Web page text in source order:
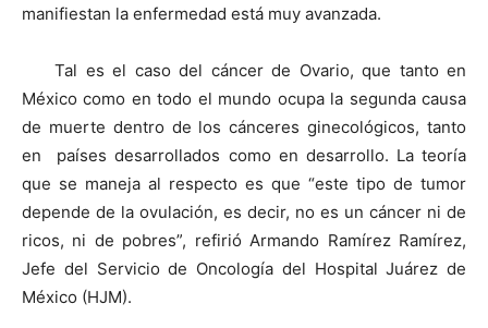
manifiestan la enfermedad está muy avanzada.
Tal es el caso del cáncer de Ovario, que tanto en
México como en todo el mundo ocupa la segunda causa
de muerte dentro de los cánceres ginecológicos, tanto
en países desarrollados como en desarrollo. La teoría
que se maneja al respecto es que “este tipo de tumor
depende de la ovulación, es decir, no es un cáncer ni de
ricos, ni de pobres”, refirió Armando Ramírez Ramírez,
Jefe del Servicio de Oncología del Hospital Juárez de
México (HJM).